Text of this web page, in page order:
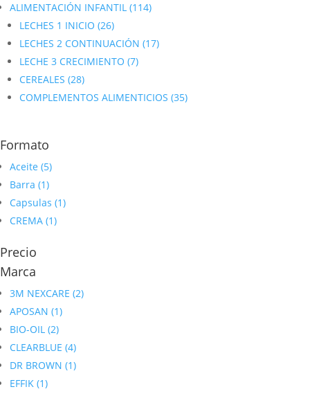
ALIMENTACIÓN INFANTIL (114)
LECHES 1 INICIO (26)
LECHES 2 CONTINUACIÓN (17)
LECHE 3 CRECIMIENTO (7)
CEREALES (28)
COMPLEMENTOS ALIMENTICIOS (35)
Formato
Aceite (5)
Barra (1)
Capsulas (1)
CREMA (1)
Precio
Marca
3M NEXCARE (2)
APOSAN (1)
BIO-OIL (2)
CLEARBLUE (4)
DR BROWN (1)
EFFIK (1)